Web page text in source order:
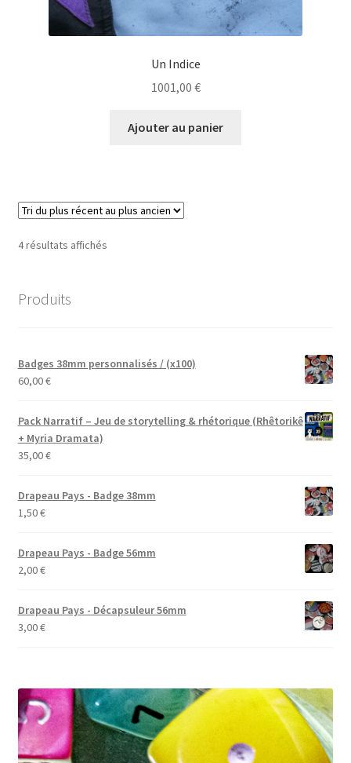
Un Indice
1001,00 €
Ajouter au panier
4 résultats affichésTrié
Produits
Badges 38mm personnalisés / (x100)
60,00€
Pack Narratif – Jeu de storytelling & rhétorique (Rhêtorikê
+ Myria Dramata)
35,00€
Drapeau Pays - Badge 38mm
1,50€
Drapeau Pays - Badge 56mm
2,00€
Drapeau Pays - Décapsuleur 56mm
3,00€